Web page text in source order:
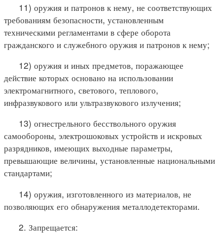
11) оружия и патронов к нему, не соответствующих
требованиям безопасности, установленным
техническими регламентами в сфере оборота
гражданского и служебного оружия и патронов к нему;
12) оружия и иных предметов, поражающее
действие которых основано на использовании
электромагнитного, светового, теплового,
инфразвукового или ультразвукового излучения;
13) огнестрельного бесствольного оружия
самообороны, электрошоковых устройств и искровых
разрядников, имеющих выходные параметры,
превышающие величины, установленные национальными
стандартами;
14) оружия, изготовленного из материалов, не
позволяющих его обнаружения металлодетекторами.
2. Запрещается: